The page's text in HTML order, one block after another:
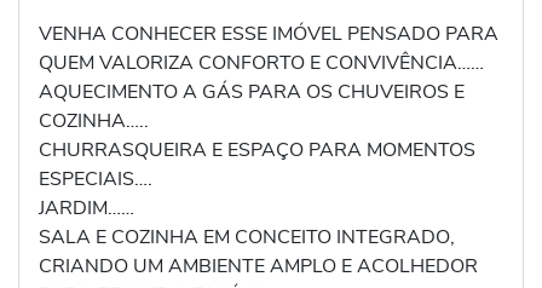
VENHA CONHECER ESSE IMÓVEL PENSADO PARA
QUEM VALORIZA CONFORTO E CONVIVÊNCIA……
AQUECIMENTO A GÁS PARA OS CHUVEIROS E
COZINHA…..
CHURRASQUEIRA E ESPAÇO PARA MOMENTOS
ESPECIAIS….
JARDIM……
SALA E COZINHA EM CONCEITO INTEGRADO,
CRIANDO UM AMBIENTE AMPLO E ACOLHEDOR